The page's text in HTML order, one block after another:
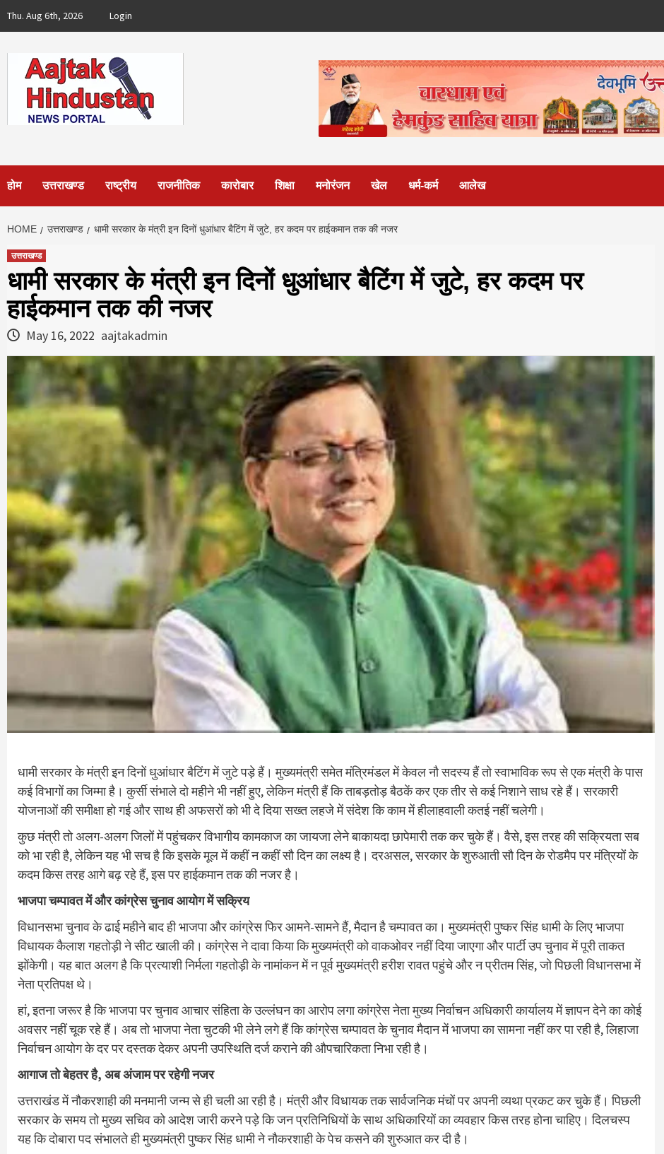
Thu. Aug 6th, 2026 Login
होम उत्तराखण्ड राष्ट्रीय राजनीतिक कारोबार शिक्षा मनोरंजन खेल धर्म-कर्म आलेख
HOME उत्तराखण्ड धामी सरकार के मंत्री इन दिनों धुआंधार बैटिंग में जुटे, हर कदम पर हाईकमान तक की नजर
उत्तराखण्ड
धामी सरकार के मंत्री इन दिनों धुआंधार बैटिंग में जुटे, हर कदम पर
हाईकमान तक की नजर
May 16, 2022 aajtakadmin
धामी सरकार के मंत्री इन दिनों धुआंधार बैटिंग में जुटे पड़े हैं। मुख्यमंत्री समेत मंत्रिमंडल में केवल नौ सदस्य हैं तो स्वाभाविक रूप से एक मंत्री के पास
कई विभागों का जिम्मा है। कुर्सी संभाले दो महीने भी नहीं हुए, लेकिन मंत्री हैं कि ताबड़तोड़ बैठकें कर एक तीर से कई निशाने साध रहे हैं। सरकारी
योजनाओं की समीक्षा हो गई और साथ ही अफसरों को भी दे दिया सख्त लहजे में संदेश कि काम में हीलाहवाली कतई नहीं चलेगी।
कुछ मंत्री तो अलग-अलग जिलों में पहुंचकर विभागीय कामकाज का जायजा लेने बाकायदा छापेमारी तक कर चुके हैं। वैसे, इस तरह की सक्रियता सब
को भा रही है, लेकिन यह भी सच है कि इसके मूल में कहीं न कहीं सौ दिन का लक्ष्य है। दरअसल, सरकार के शुरुआती सौ दिन के रोडमैप पर मंत्रियों के
कदम किस तरह आगे बढ़ रहे हैं, इस पर हाईकमान तक की नजर है।
भाजपा चम्पावत में और कांग्रेस चुनाव आयोग में सक्रिय
विधानसभा चुनाव के ढाई महीने बाद ही भाजपा और कांग्रेस फिर आमने-सामने हैं, मैदान है चम्पावत का। मुख्यमंत्री पुष्कर सिंह धामी के लिए भाजपा
विधायक कैलाश गहतोड़ी ने सीट खाली की। कांग्रेस ने दावा किया कि मुख्यमंत्री को वाकओवर नहीं दिया जाएगा और पार्टी उप चुनाव में पूरी ताकत
झोंकेगी। यह बात अलग है कि प्रत्याशी निर्मला गहतोड़ी के नामांकन में न पूर्व मुख्यमंत्री हरीश रावत पहुंचे और न प्रीतम सिंह, जो पिछली विधानसभा में
नेता प्रतिपक्ष थे।
हां, इतना जरूर है कि भाजपा पर चुनाव आचार संहिता के उल्लंघन का आरोप लगा कांग्रेस नेता मुख्य निर्वाचन अधिकारी कार्यालय में ज्ञापन देने का कोई
अवसर नहीं चूक रहे हैं। अब तो भाजपा नेता चुटकी भी लेने लगे हैं कि कांग्रेस चम्पावत के चुनाव मैदान में भाजपा का सामना नहीं कर पा रही है, लिहाजा
निर्वाचन आयोग के दर पर दस्तक देकर अपनी उपस्थिति दर्ज कराने की औपचारिकता निभा रही है।
आगाज तो बेहतर है, अब अंजाम पर रहेगी नजर
उत्तराखंड में नौकरशाही की मनमानी जन्म से ही चली आ रही है। मंत्री और विधायक तक सार्वजनिक मंचों पर अपनी व्यथा प्रकट कर चुके हैं। पिछली
सरकार के समय तो मुख्य सचिव को आदेश जारी करने पड़े कि जन प्रतिनिधियों के साथ अधिकारियों का व्यवहार किस तरह होना चाहिए। दिलचस्प
यह कि दोबारा पद संभालते ही मुख्यमंत्री पुष्कर सिंह धामी ने नौकरशाही के पेच कसने की शुरुआत कर दी है।